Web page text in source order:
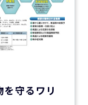
守るワリ